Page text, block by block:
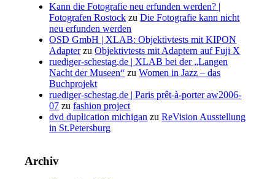
Kann die Fotografie neu erfunden werden? |
Fotografen Rostock zuDie Fotografie kann nicht
neu erfunden werden
OSD GmbH | XLAB: Objektivtests mit KIPON
AdapterzuObjektivtests mit Adaptern auf Fuji X
ruediger-schestag.de | XLAB bei der „Langen
Nacht der Museen“ zuWomen in Jazz – das
Buchprojekt
ruediger-schestag.de | Paris prêt-à-porter aw2006-
07 zufashion project
dvd duplication michigan zuReVision Ausstellung
in St.Petersburg
Archiv